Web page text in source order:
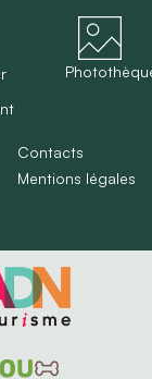
Contacts
Mentions légales